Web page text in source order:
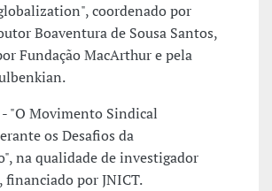
coordenado por
Boaventura de Sousa Santos,
Fundação MacArthur e pela
- "O Movimento Sindical
os Desafios da
na qualidade de investigador
financiado por JNICT.